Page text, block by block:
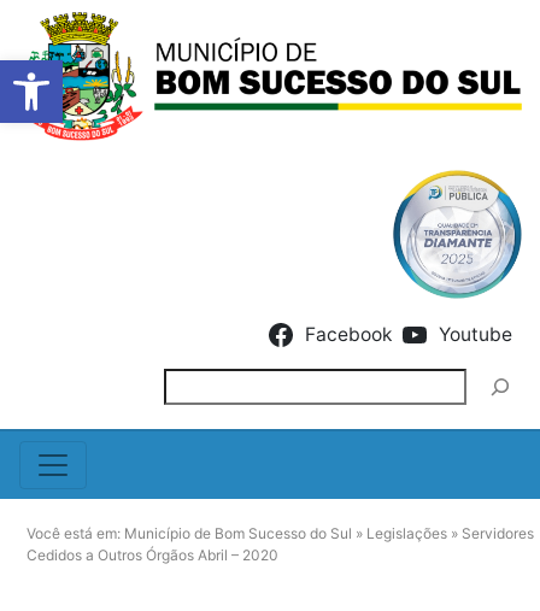
Barra de Ferramentas
Facebook Youtube
Você está em: Município de Bom Sucesso do Sul » Legislações » Servidores
Cedidos a Outros Órgãos Abril – 2020